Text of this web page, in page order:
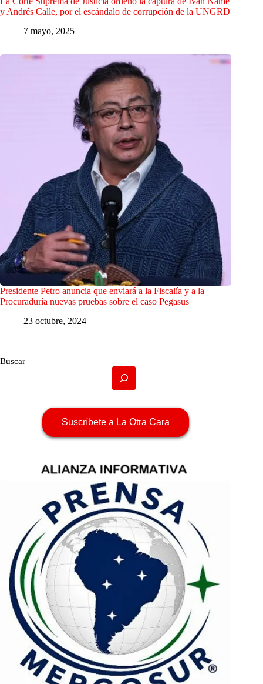
y Andrés Calle, por el escándalo de corrupción de la UNGRD
7 mayo, 2025
Presidente Petro anuncia que enviará a la Fiscalía y a la
Procuraduría nuevas pruebas sobre el caso Pegasus
23 octubre, 2024
Buscar
Suscríbete a La Otra Cara